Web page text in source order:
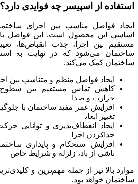
استفاده از اسپیسر چه فوایدی دارد؟
ایجاد فواصل مناسب بین اجزای
اساسی این محصول است. این فواصل
مستقیم بین اجزا، جذب انقباض‌ها،
ساختمان می‌شود که در نهایت به
ساختمان کمک می‌کند.
ایجاد فواصل منظم و متناسب بین
کاهش تماس مستقیم بین سطوح
حرارت و صدا
افزایش عمر مفید ساختمان با
تغییر ابعاد
ایجاد انعطاف‌پذیری و توانایی
جداکردن اجزا
افزایش استحکام و پایداری
ناشی از باد، زلزله و شرایط خاص
موارد بالا نیز از جمله مهم‌ترین و
ساختمان خواهد بود.